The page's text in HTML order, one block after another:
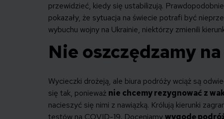
przewidzieć, kiedy się ustabilizują.
pokazały, że sytuacja na świecie potrafi być
wybuchu wojny na Ukrainie, niektórzy zmienili
Nie oszczędzamy
Wycieczki drożeją, ale biura podróży wciąż są
się tak, ponieważ nie chcemy rezygnować z
nacieszyć się nimi z nawiązką. Królują kierunki
testów na COVID-19. Doceniamywygodę